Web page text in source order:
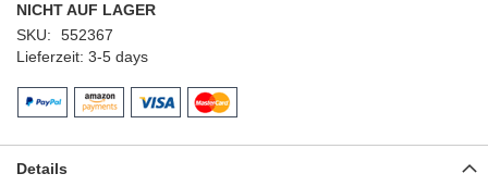
NICHT AUF LAGER
SKU
552367
Lieferzeit 3-5 days
Details